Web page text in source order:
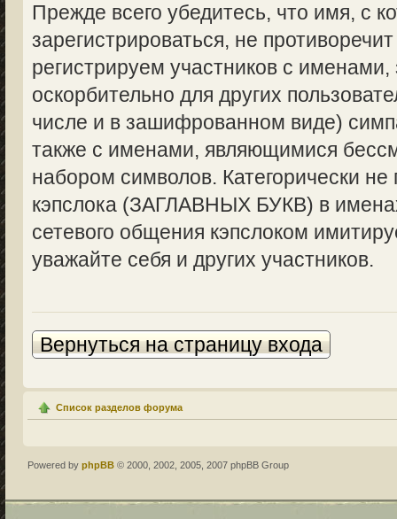
Прежде всего убедитесь, что имя, с
зарегистрироваться, не
регистрируем участников с
оскорбительно для других
числе и в зашифрованном виде)
также с именами, являющимися
набором символов. Категорически не
кэпслока (ЗАГЛАВНЫХ БУКВ) в
сетевого общения кэпслоком
уважайте себя и других участников.
Вернуться на страницу входа
Список разделов форума
Powered by phpBB © 2000, 2002, 2005, 2007 phpBB Group